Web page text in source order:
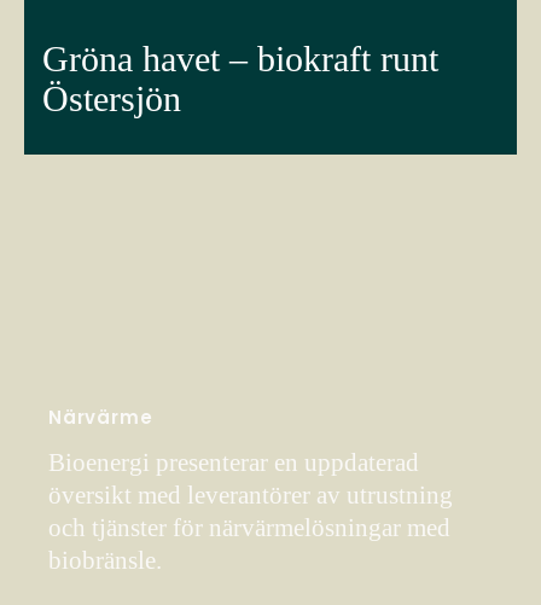
Gröna havet – biokraft runt
Östersjön
Närvärme
Bioenergi presenterar en uppdaterad
översikt med leverantörer av utrustning
och tjänster för närvärmelösningar med
biobränsle.